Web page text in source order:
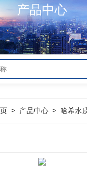
产品中心
> 产品中心 > 哈希水